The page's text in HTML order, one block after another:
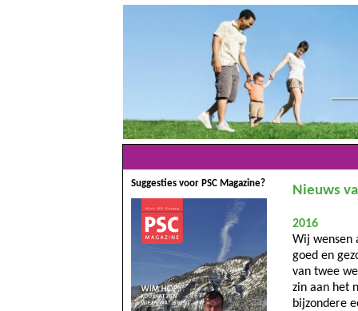
Suggesties voor PSC Magazine? Nieuws
2016
Wij wensen
goed en
van twee
zin aan het
bijzondere